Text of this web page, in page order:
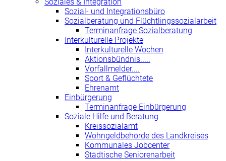
Sozial- und Integrationsbüro
Sozialberatung und Flüchtlingssozialarbeit
Terminanfrage Sozialberatung
Interkulturelle Projekte
Interkulturelle Wochen
Aktionsbündnis.....
Vorfallmelder....
Sport & Geflüchtete
Ehrenamt
Einbürgerung
Terminanfrage Einbürgerung
Soziale Hilfe und Beratung
Kreissozialamt
Wohngeldbehörde des Landkreises
Kommunales Jobcenter
Städtische Seniorenarbeit